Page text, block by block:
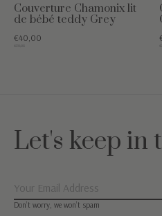
Couverture Chamonix lit
de bébé teddy Grey
€40,00
€79,95
Let's keep in
Don’t worry, we won’t spam